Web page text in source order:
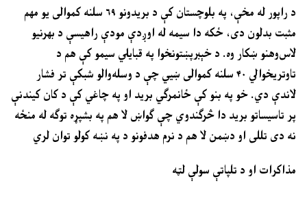
د راپور له مخې، په بلوچستان کې د بریدونو ۶۹ سلنه کموالی یو مهم
مثبت بدلون دی، ځکه دا سیمه له اوږدې مودې راهیسې د بهرنیو
لاس‌وهنو ښکار وه. د خېبرپښتونخوا په قبایلي سیمو کې هم د
تاوتریخوالي ۴۰ سلنه کموالی ښيي چې د وسله‌والو شبکې تر فشار
لاندې دي. خو په بنو کې ځانمرګي برید او په چاغي کې د کان کیندنې
پر تاسیساتو برید دا څرګندوي چې ګواښ لا هم په بشپړه توګه له منځه
نه دی تللی او دښمن لا هم د نرم هدفونو د په نښه کولو توان لري
مذاکرات او د تلپاتې سولې لټه